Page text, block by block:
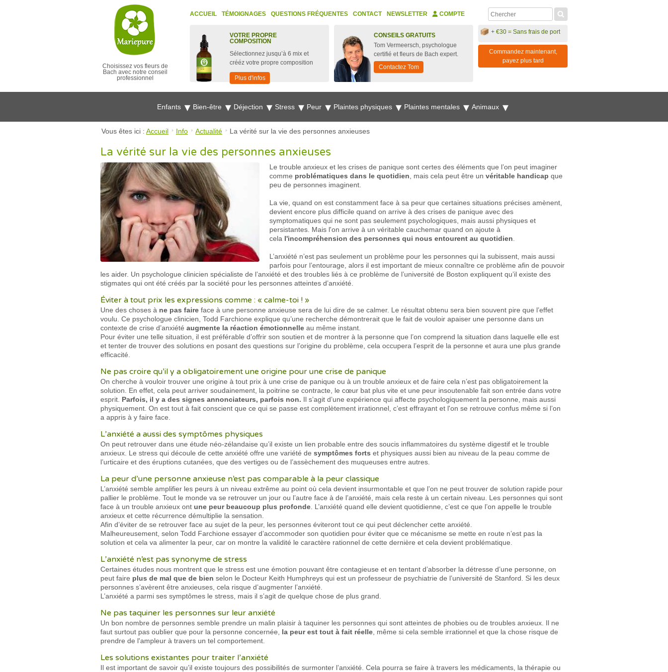
Choisissez vos fleurs de
Bach avec notre conseil
professionnel
ACCUEIL TÉMOIGNAGES QUESTIONS FRÉQUENTES CONTACT NEWSLETTER COMPTE
VOTRE PROPRE
COMPOSITION
Sélectionnez jusqu’à 6 mix et
crééz votre propre composition
Plus d'infos
CONSEILS GRATUITS
Tom Vermeersch, psychologue
certifié et fleurs de Bach expert.
Contactez Tom
+ €30 = Sans frais de port
Commandez maintenant,
payez plus tard
Enfants Bien-être Déjection Stress Peur Plaintes physiques Plaintes mentales Animaux
Vous êtes ici : Accueil Info Actualité La vérité sur la vie des personnes anxieuses
La vérité sur la vie des personnes anxieuses
Le trouble anxieux et les crises de panique sont certes des éléments que l’on peut imaginer
comme problématiques dans le quotidien , mais cela peut être un véritable handicap que
peu de personnes imaginent.
La vie, quand on est constamment face à sa peur que certaines situations précises amènent,
devient encore plus difficile quand on arrive à des crises de panique avec des
symptomatiques qui ne sont pas seulement psychologiques, mais aussi physiques et
persistantes. Mais l'on arrive à un véritable cauchemar quand on ajoute à
cela l'incompréhension des personnes qui nous entourent au quotidien
L’anxiété n’est pas seulement un problème pour les personnes qui la subissent, mais aussi
parfois pour l’entourage, alors il est important de mieux connaître ce problème afin de pouvoir
les aider. Un psychologue clinicien spécialiste de l’anxiété et des troubles liés à ce problème de l’université de Boston expliquent qu’il existe des
stigmates qui ont été créés par la société pour les personnes atteintes d’anxiété.
Éviter à tout prix les expressions comme : « calme-toi ! »
Une des choses à ne pas faire face à une personne anxieuse sera de lui dire de se calmer. Le résultat obtenu sera bien souvent pire que l’effet
voulu. Ce psychologue clinicien, Todd Farchione explique qu’une recherche démontrerait que le fait de vouloir apaiser une personne dans un
contexte de crise d’anxiété augmente la réaction émotionnelle au même instant.
Pour éviter une telle situation, il est préférable d’offrir son soutien et de montrer à la personne que l’on comprend la situation dans laquelle elle est
et tenter de trouver des solutions en posant des questions sur l’origine du problème, cela occupera l’esprit de la personne et aura une plus grande
efficacité.
Ne pas croire qu’il y a obligatoirement une origine pour une crise de panique
On cherche à vouloir trouver une origine à tout prix à une crise de panique ou à un trouble anxieux et de faire cela n’est pas obligatoirement la
solution. En effet, cela peut arriver soudainement, la poitrine se contracte, le cœur bat plus vite et une peur insoutenable fait son entrée dans votre
esprit. Parfois, il y a des signes annonciateurs, parfois non. Il s’agit d’une expérience qui affecte psychologiquement la personne, mais aussi
physiquement. On est tout à fait conscient que ce qui se passe est complètement irrationnel, c’est effrayant et l'on se retrouve confus même si l’on
a appris à y faire face.
L’anxiété a aussi des symptômes physiques
On peut retrouver dans une étude néo-zélandaise qu’il existe un lien probable entre des soucis inflammatoires du système digestif et le trouble
anxieux. Le stress qui découle de cette anxiété offre une variété de symptômes forts et physiques aussi bien au niveau de la peau comme de
l’urticaire et des éruptions cutanées, que des vertiges ou de l’assèchement des muqueuses entre autres.
La peur d’une personne anxieuse n’est pas comparable à la peur classique
L’anxiété semble amplifier les peurs à un niveau extrême au point où cela devient insurmontable et que l’on ne peut trouver de solution rapide pour
pallier le problème. Tout le monde va se retrouver un jour ou l’autre face à de l’anxiété, mais cela reste à un certain niveau. Les personnes qui sont
face à un trouble anxieux ont une peur beaucoup plus profonde . L’anxiété quand elle devient quotidienne, c’est ce que l’on appelle le trouble
anxieux et cette récurrence démultiplie la sensation.
Afin d’éviter de se retrouver face au sujet de la peur, les personnes éviteront tout ce qui peut déclencher cette anxiété.
Malheureusement, selon Todd Farchione essayer d’accommoder son quotidien pour éviter que ce mécanisme se mette en route n’est pas la
solution et cela va alimenter la peur, car on montre la validité le caractère rationnel de cette dernière et cela devient problématique.
L’anxiété n’est pas synonyme de stress
Certaines études nous montrent que le stress est une émotion pouvant être contagieuse et en tentant d’absorber la détresse d’une personne, on
peut faire plus de mal que de bien selon le Docteur Keith Humphreys qui est un professeur de psychiatrie de l’université de Stanford. Si les deux
personnes s’avèrent être anxieuses, cela risque d’augmenter l’anxiété.
L’anxiété a parmi ses symptômes le stress, mais il s’agit de quelque chose de plus grand.
Ne pas taquiner les personnes sur leur anxiété
Un bon nombre de personnes semble prendre un malin plaisir à taquiner les personnes qui sont atteintes de phobies ou de troubles anxieux. Il ne
faut surtout pas oublier que pour la personne concernée, la peur est tout à fait réelle , même si cela semble irrationnel et que la chose risque de
prendre de l'ampleur à travers un tel comportement.
Les solutions existantes pour traiter l’anxiété
Il est important de savoir qu’il existe toujours des possibilités de surmonter l’anxiété. Cela pourra se faire à travers les médicaments, la thérapie ou